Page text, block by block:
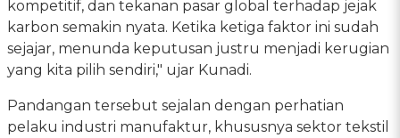
kompetitif, dan tekanan pasar global terhadap jejak
karbon semakin nyata. Ketika ketiga faktor ini sudah
sejajar, menunda keputusan justru menjadi kerugian
yang kita pilih sendiri," ujar Kunadi.
Pandangan tersebut sejalan dengan perhatian
pelaku industri manufaktur, khususnya sektor tekstil